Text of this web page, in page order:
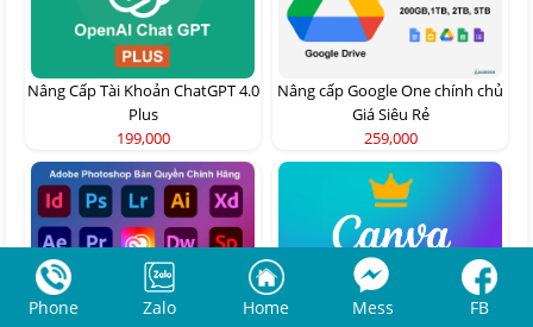
Nâng Cấp Tài Khoản ChatGPT 4.0
Plus
199,000
Nâng cấp Google One chính chủ
Giá Siêu Rẻ
259,000
Phone Zalo Home Mess FB